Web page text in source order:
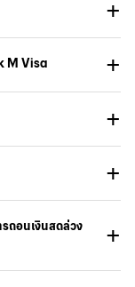
M Visa
ถอนเงินสดล่วง